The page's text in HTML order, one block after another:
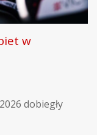
w
dobiegły